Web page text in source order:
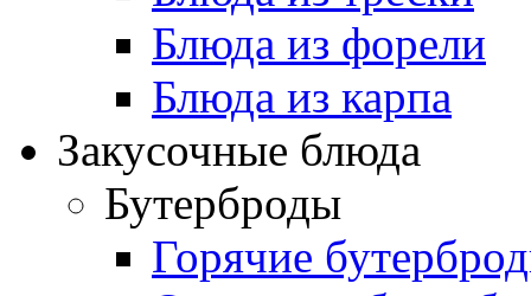
Блюда из форели
Блюда из карпа
Закусочные блюда
Бутерброды
Горячие